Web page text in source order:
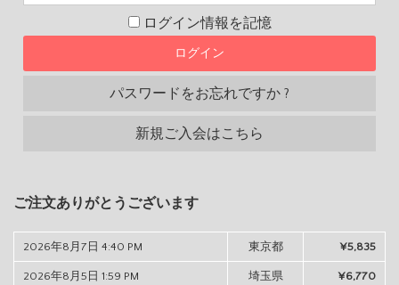
ログイン情報を記憶
パスワードをお忘れですか ?
新規ご入会はこちら
ご注文ありがとうございます
2026年8月7日 4:40 PM 東京都 ¥5,835
2026年8月5日 1:59 PM 埼玉県 ¥6,770